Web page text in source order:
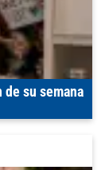
su semana